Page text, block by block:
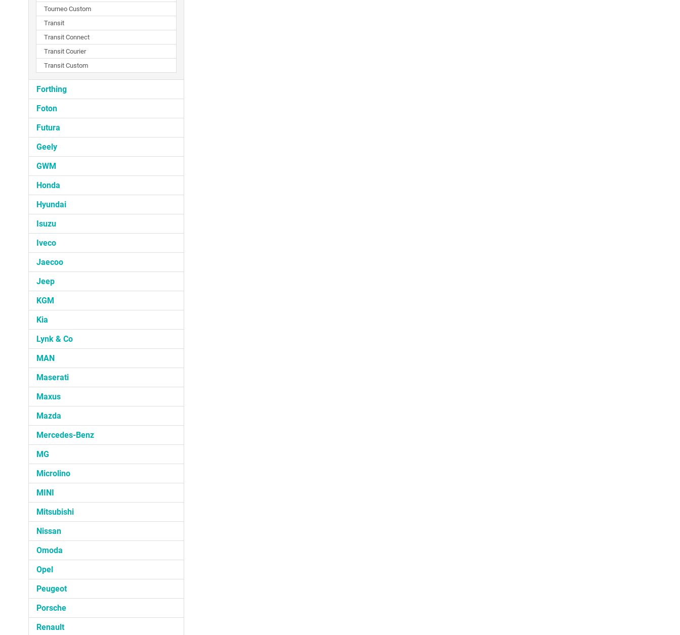
Tourneo Custom
Transit
Transit Connect
Transit Courier
Transit Custom
Forthing
Foton
Futura
Geely
GWM
Honda
Hyundai
Isuzu
Iveco
Jaecoo
Jeep
KGM
Kia
Lynk & Co
MAN
Maserati
Maxus
Mazda
Mercedes-Benz
MG
Microlino
MINI
Mitsubishi
Nissan
Omoda
Opel
Peugeot
Porsche
Renault